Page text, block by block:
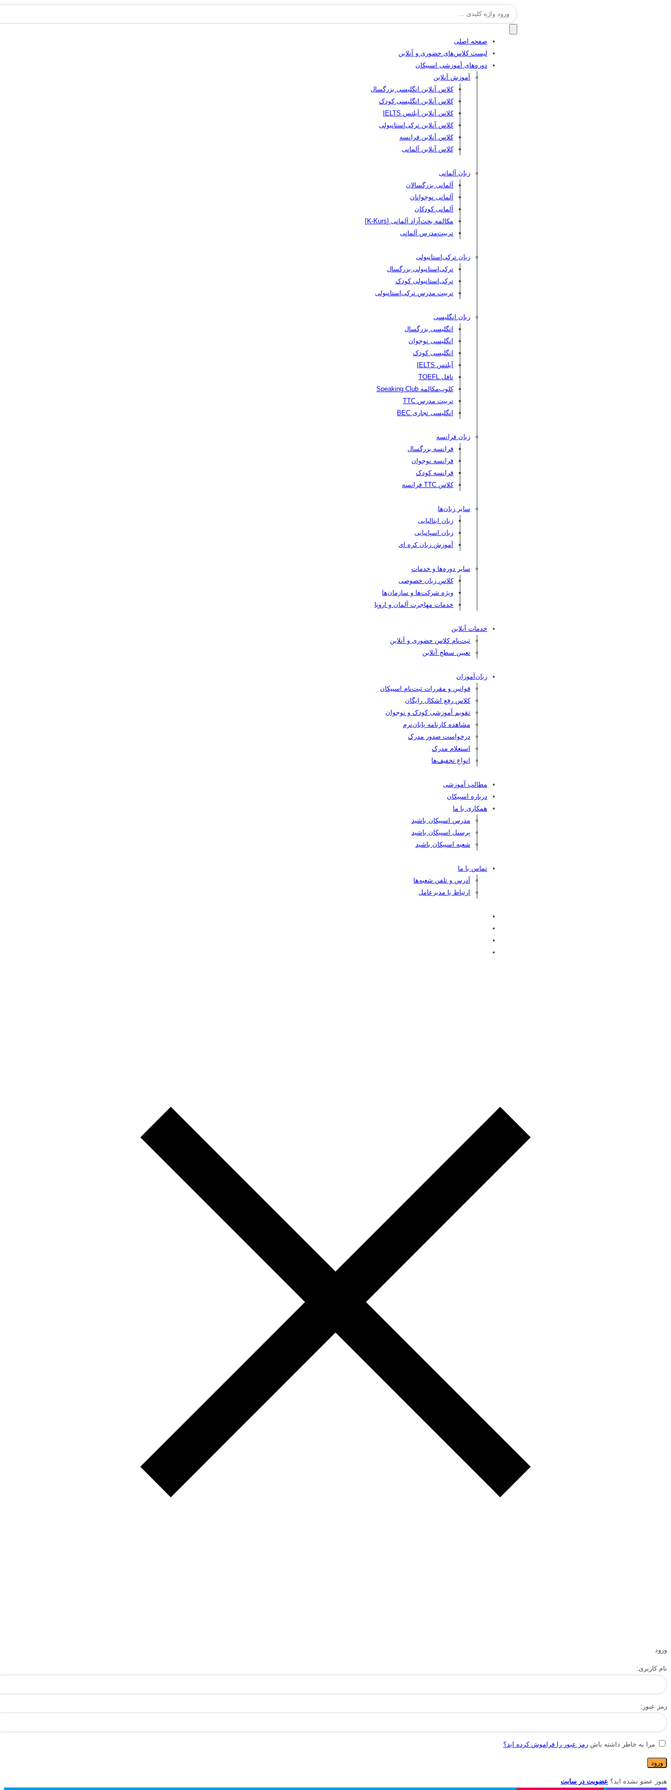
جستجو
برای:
صفحه اصلی
لیست کلاس‌های حضوری و آنلاین
دوره‌های آموزشی اسپیکان
آموزش آنلاین
کلاس آنلاین انگلیسی بزرگسال
کلاس آنلاین انگلیسی کودک
کلاس آنلاین آیلتس IELTS
کلاس آنلاین ترکی‌استانبولی
کلاس آنلاین فرانسه
کلاس آنلاین آلمانی
زبان آلمانی
آلمانی بزرگسالان
آلمانی نوجوانان
آلمانی کودکان
مکالمه بحث‌آزاد آلمانی [K-Kurs]
تربیت‌مدرس آلمانی
زبان ترکی‌استانبولی
ترکی‌استانبولی بزرگسال
ترکی‌استانبولی کودک
تربیت مدرس ترکی‌استانبولی
زبان انگلیسی
انگلیسی بزرگسال
انگلیسی نوجوان
انگلیسی کودک
آیلتس IELTS
تافل TOEFL
کلوپ‌مکالمه Speaking Club
تربیت مدرس TTC
انگلیسی تجاری BEC
زبان فرانسه
فرانسه بزرگسال
فرانسه نوجوان
فرانسه کودک
کلاس TTC فرانسه
سایر زبان‌ها
زبان ایتالیایی
زبان اسپانیایی
آموزش زبان کره ای
سایر دوره‌ها و خدمات
کلاس زبان خصوصی
ویژه شرکت‌ها و سازمان‌ها
خدمات مهاجرت آلمان و اروپا
خدمات آنلاین
ثبت‌نام کلاس حضوری و آنلاین
تعیین سطح آنلاین
زبان‌آموزان
قوانین و مقررات ثبت‌نام اسپیکان
کلاس رفع اشکال رایگان
تقویم آموزشی کودک و نوجوان
مشاهده کارنامه پایان‌ترم
درخواست صدور مدرک
استعلام مدرک
انواع تخفیف‌ها
مطالب آموزشی
درباره اسپیکان
همکاری با ما
مدرس اسپیکان باشید
پرسنل اسپیکان باشید
شعبه اسپیکان باشید
تماس با ما
آدرس و تلفن شعبه‌ها
ارتباط با مدیرعامل
ورود
نام کاربری:
رمز عبور:
مرا به خاطر داشته باش رمز عبور را فراموش کرده اید؟
هنوز عضو نشده اید؟ عضویت در سایت